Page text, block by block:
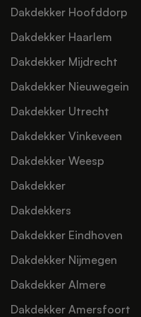
Dakdekker Hoofddorp
Dakdekker Haarlem
Dakdekker Mijdrecht
Dakdekker Nieuwegein
Dakdekker Utrecht
Dakdekker Vinkeveen
Dakdekker Weesp
Dakdekker
Dakdekkers
Dakdekker Eindhoven
Dakdekker Nijmegen
Dakdekker Almere
Dakdekker Amersfoort